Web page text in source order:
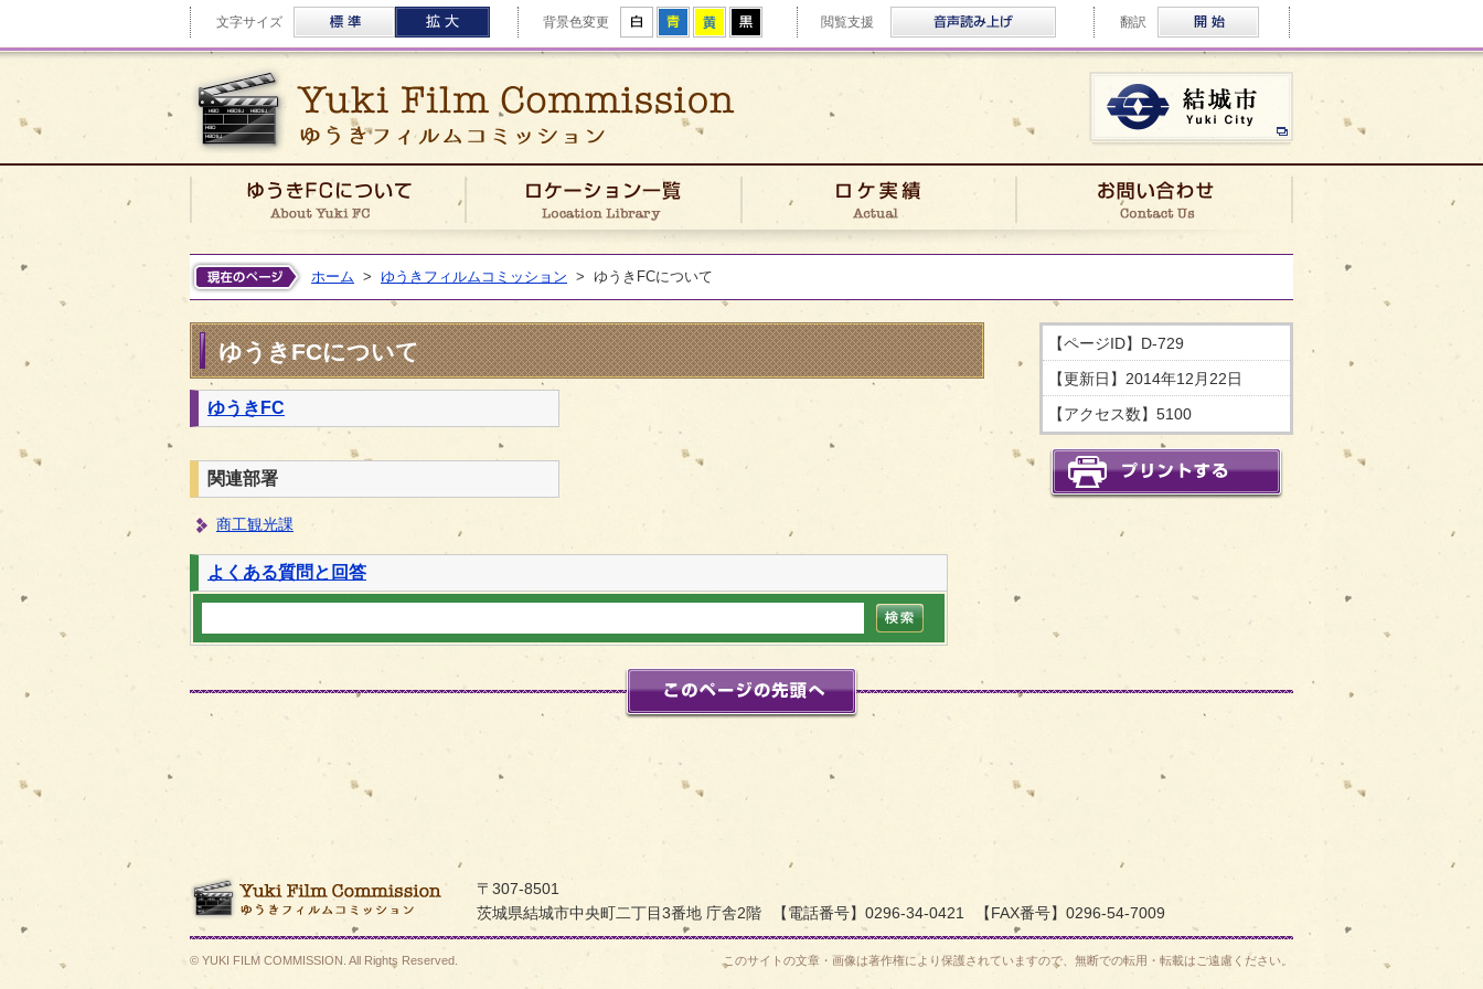
ゆうきFCについて ロケーション一覧
文字サイズ 拡大 背景色変更 白 青 黄 閲覧支援 ふりがな・音声読み上げ
翻訳 Multilingual
ホーム > ゆうきフィルムコミッション > ゆうきFCについて
ゆうきFCについて
ゆうきFC
関連部署
商工観光課
よくある質問と回答
【ページID】 D-729
【更新日】 2014年12月22日
【アクセス数】 5100
印刷する
このページの先頭へ戻る
ゆうきフィルムコミッション
〒307-8501
茨城県結城市中央町二丁目3番地 庁舎2階
【電話番号】0296-34-0421 【FAX番号】0296-54-7009
© YUKI FILM COMMISSION. All Rights Reserved. このサイトの文章・画像は著作権により保護されていますので、無断での転用・転載はご遠慮ください。